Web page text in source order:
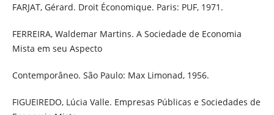
FARJAT, Gérard. Droit Économique. Paris: PUF, 1971.
FERREIRA, Waldemar Martins. A Sociedade de Economia
Mista em seu Aspecto
Contemporâneo. São Paulo: Max Limonad, 1956.
FIGUEIREDO, Lúcia Valle. Empresas Públicas e Sociedades de